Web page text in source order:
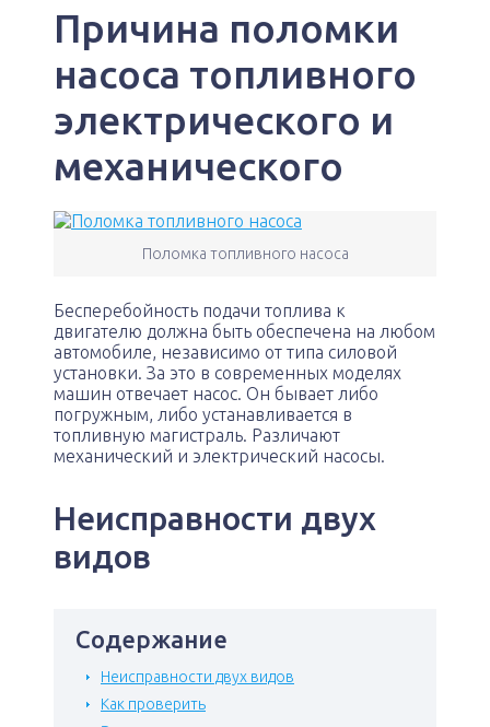
Причина поломки
насоса топливного
электрического и
механического
Поломка топливного насоса
Бесперебойность подачи топлива к
двигателю должна быть обеспечена на любом
автомобиле, независимо от типа силовой
установки. За это в современных моделях
машин отвечает насос. Он бывает либо
погружным, либо устанавливается в
топливную магистраль. Различают
механический и электрический насосы.
Неисправности двух
видов
Содержание
Неисправности двух видов
Как проверить